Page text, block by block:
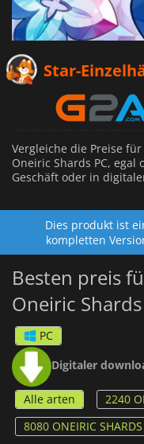
Star-
Vergleiche die Preise
Oneiric Shards PC,
Geschäft oder in
Dies produkt ist
kompletten
Besten preis
Oneiric Shards
PC
Digitaler
Alle arten
2240
8080 ONEIRIC SHARDS